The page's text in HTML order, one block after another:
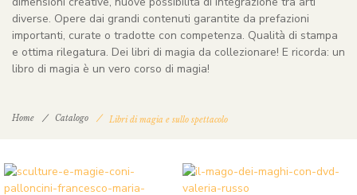
diverse. Opere dai grandi contenuti garantite da prefazioni
importanti, curate o tradotte con competenza. Qualità di stampa
e ottima rilegatura. Dei libri di magia da collezionare! E ricorda: un
libro di magia è un vero corso di magia!
Home Catalogo Libri di magia e sullo spettacolo